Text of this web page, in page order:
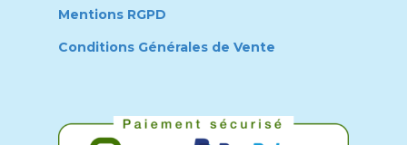
Mentions RGPD
Conditions Générales de Vente